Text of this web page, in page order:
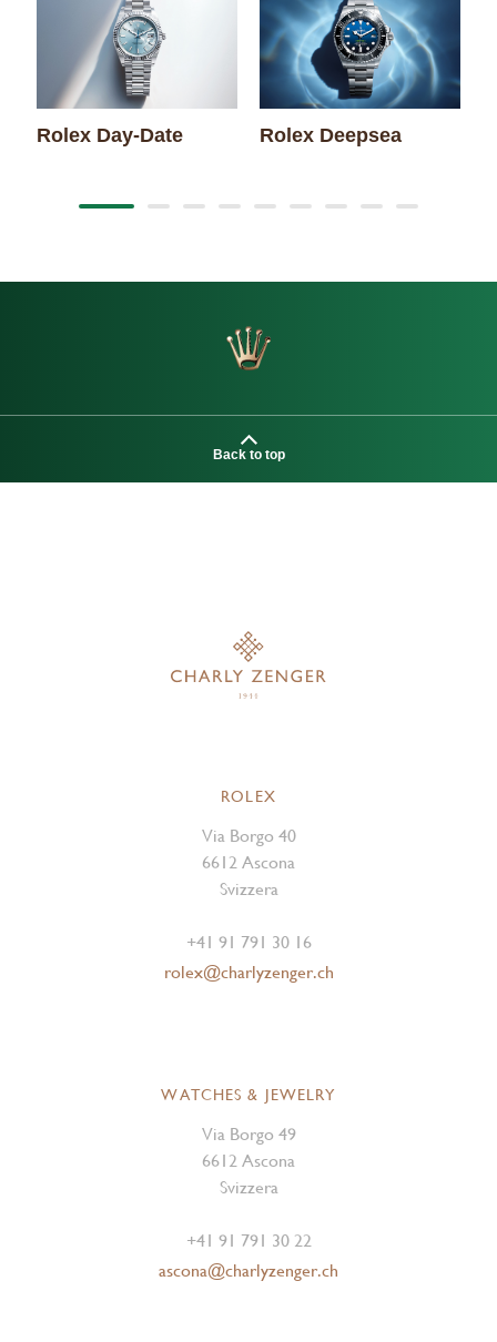
Rolex Day-Date Rolex Deepsea
Back to top
ROLEX
Via Borgo 40
6612 Ascona
Svizzera
+41 91 791 30 16
rolex@charlyzenger.ch
WATCHES & JEWELRY
Via Borgo 49
6612 Ascona
Svizzera
+41 91 791 30 22
ascona@charlyzenger.ch